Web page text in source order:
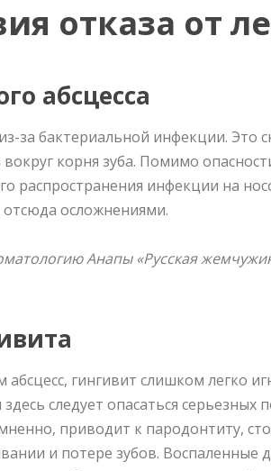
отказа от
абсцесса
за бактериальной инфекции.
корня зуба. Помимо
распространения инфекции на
осложнениями.
Анапы «Русская
гингивит слишком легко
следует опасаться
приводит к пародонтиту,
и потере зубов. Воспаленные